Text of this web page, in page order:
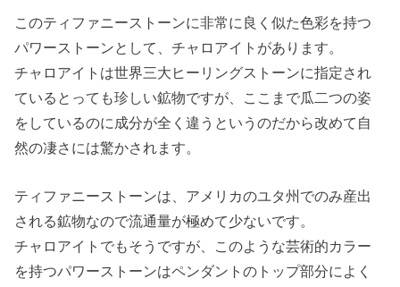
このティファニーストーンに非常に良く似た色彩を持つ
パワーストーンとして、チャロアイトがあります。
チャロアイトは世界三大ヒーリングストーンに指定され
ているとっても珍しい鉱物ですが、ここまで瓜二つの姿
をしているのに成分が全く違うというのだから改めて自
然の凄さには驚かされます。
ティファニーストーンは、アメリカのユタ州でのみ産出
される鉱物なので流通量が極めて少ないです。
チャロアイトでもそうですが、このような芸術的カラー
を持つパワーストーンはペンダントのトップ部分によく